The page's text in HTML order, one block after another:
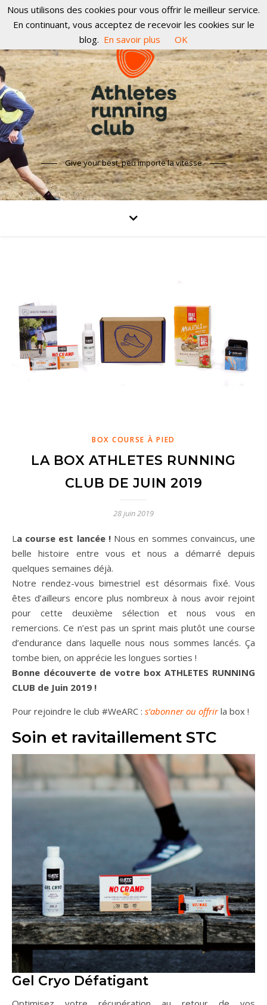
Give your best, peu importe la vitesse
BOX COURSE À PIED
LA BOX ATHLETES RUNNING
CLUB DE JUIN 2019
28 juin 2019
La course est lancée ! Nous en sommes convaincus, une
belle histoire entre vous et nous a démarré depuis
quelques semaines déjà.
Notre rendez-vous bimestriel est désormais fixé. Vous
êtes d’ailleurs encore plus nombreux à nous avoir rejoint
pour cette deuxième sélection et nous vous en
remercions. Ce n’est pas un sprint mais plutôt une course
d’endurance dans laquelle nous nous sommes lancés. Ça
tombe bien, on apprécie les longues sorties !
Bonne découverte de votre box ATHLETES RUNNING
CLUB de Juin 2019 !
Pour rejoindre le club #WeARC : s’abonner ou offrirla box !
Soin et ravitaillement STC
Gel Cryo Défatigant
Nous utilisons des cookies pour vous offrir le meilleur service.
En continuant, vous acceptez de recevoir les cookies sur le
blog. En savoir plus OK